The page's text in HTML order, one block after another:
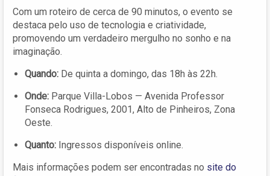
Com um roteiro de cerca de 90 minutos, o evento se
destaca pelo uso de tecnologia e criatividade,
promovendo um verdadeiro mergulho no sonho e na
imaginação.
Quando: De quinta a domingo, das 18h às 22h.
Onde: Parque Villa-Lobos — Avenida Professor
Fonseca Rodrigues, 2001, Alto de Pinheiros, Zona
Oeste.
Quanto: Ingressos disponíveis online.
Mais informações podem ser encontradas no site do